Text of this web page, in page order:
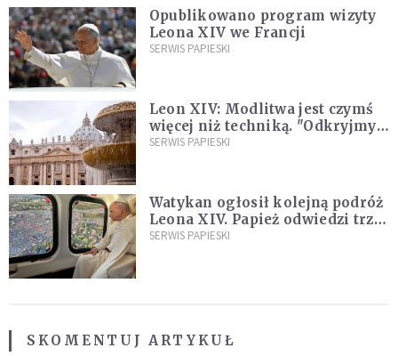
Opublikowano program wizyty
Leona XIV we Francji
SERWIS PAPIESKI
Leon XIV: Modlitwa jest czymś
więcej niż techniką. "Odkryjmy
ją na nowo"
SERWIS PAPIESKI
Watykan ogłosił kolejną podróż
Leona XIV. Papież odwiedzi trzy
kraje Ameryki Południowej
SERWIS PAPIESKI
SKOMENTUJ ARTYKUŁ